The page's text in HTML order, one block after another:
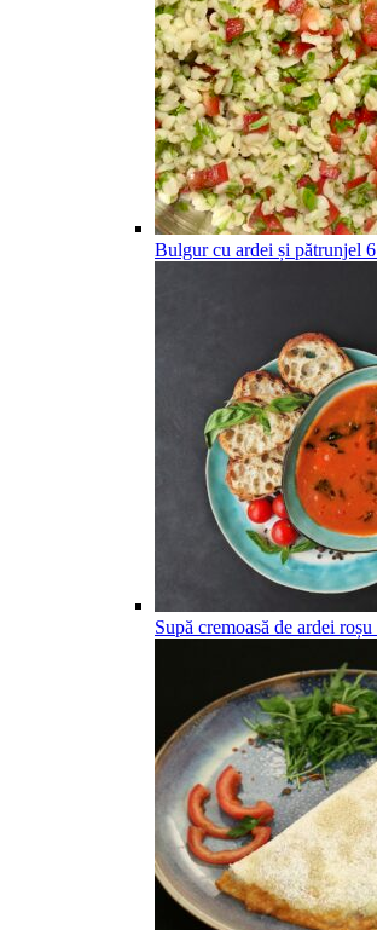
Bulgur cu ardei și pătrunjel 6
Supă cremoasă de ardei roșu